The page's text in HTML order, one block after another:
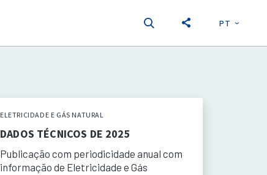
PT
ELETRICIDADE E GÁS NATURAL
DADOS TÉCNICOS DE 2025
Publicação com periodicidade anual com
informação de Eletricidade e Gás